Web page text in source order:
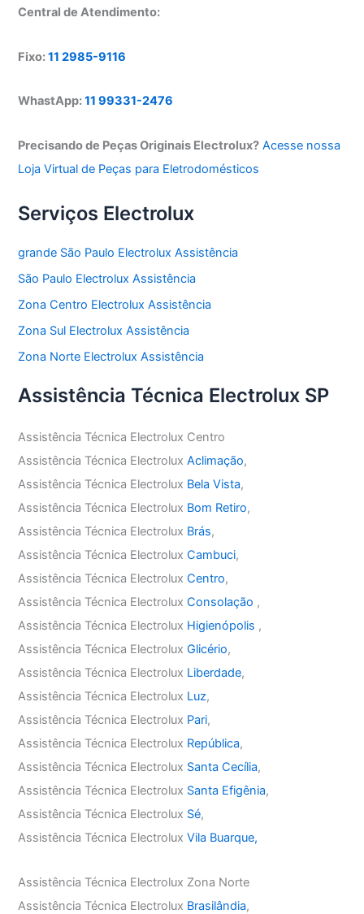
Central de Atendimento:
Fixo:11 2985-9116
WhastApp:11 99331-2476
Precisando de Peças Originais Electrolux? Acesse nossa
Loja Virtual de Peças para Eletrodomésticos
Serviços Electrolux
grande São Paulo Electrolux Assistência
São Paulo Electrolux Assistência
Zona Centro Electrolux Assistência
Zona Sul Electrolux Assistência
Zona Norte Electrolux Assistência
Assistência Técnica Electrolux SP
Assistência Técnica Electrolux Centro
Assistência Técnica ElectroluxAclimação,
Assistência Técnica Electrolux Bela Vista,
Assistência Técnica Electrolux Bom Retiro,
Assistência Técnica Electrolux Brás,
Assistência Técnica ElectroluxCambuci,
Assistência Técnica ElectroluxCentro,
Assistência Técnica ElectroluxConsolação ,
Assistência Técnica Electrolux Higienópolis ,
Assistência Técnica ElectroluxGlicério,
Assistência Técnica Electrolux Liberdade,
Assistência Técnica Electrolux Luz,
Assistência Técnica Electrolux Pari,
Assistência Técnica Electrolux República,
Assistência Técnica Electrolux Santa Cecília,
Assistência Técnica Electrolux Santa Efigênia,
Assistência Técnica Electrolux Sé,
Assistência Técnica ElectroluxVila Buarque,
Assistência Técnica Electrolux Zona Norte
Assistência Técnica Electrolux Brasilândia,